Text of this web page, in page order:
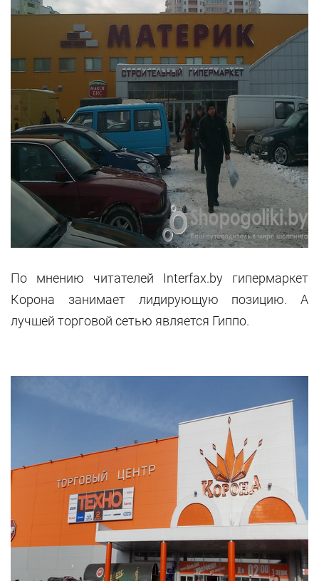
По мнению читателей Interfax.by гипермаркет
Корона занимает лидирующую позицию. А
лучшей торговой сетью является Гиппо.